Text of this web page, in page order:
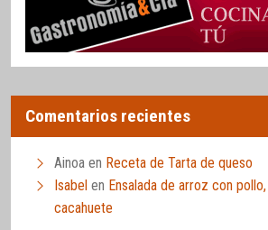
Comentarios recientes
Ainoa en Receta de Tarta de queso
Isabel en Ensalada de arroz con
cacahuete